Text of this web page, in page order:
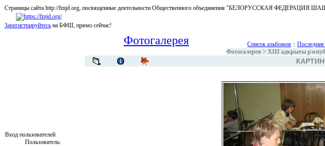
Страницы сайта http://fmjd.org, посвященные деятельности Общественного объединения "БЕЛОРУССКАЯ ФЕДЕРАЦИЯ
Зарегистрируйтесь на БФШ, прямо сейчас!
Вход пользователей
Пользователь:
Фотогалерея Список альбомов ::
Фотогалерея > XIII адкрыты